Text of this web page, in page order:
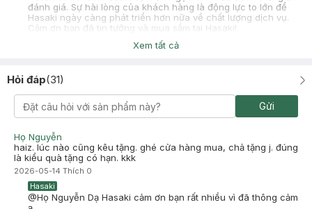
đánh giá. Sự hài lòng của khách hàng là động lực to lớn để
Hasaki ngày càng phát triển hơn nữa về chất lượng dịch vụ.
Cảm ơn bạn đã tin tưởng và mua sắm tại Hasaki!
2025-04-24
mặt nạ của colorkey mỏng nhẹ, ôm sát mặt, dưỡng chất vừa đủ,
giá phải chăng và đắp rất thư giãn
Hasaki -2025-04-24
Hasaki xin chào! Hasaki cảm ơn Hạnh Đoan đã dành thời gian
đánh giá. Sự hài lòng của khách hàng là động lực to lớn để
Hasaki ngày càng phát triển hơn nữa về chất lượng dịch vụ.
Cảm ơn bạn đã tin tưởng và mua sắm tại Hasaki!
Xem tất cả
Hỏi đáp(31)
Gửi
Họ Nguyễn
haiz. lúc nào cũng kêu tặng. ghé cửa hàng mua, chả tặng j. đúng
là kiểu quà tặng có hạn. kkk
2026-05-14 Thích 0
Hasaki
@Họ Nguyễn Dạ Hasaki cảm ơn bạn rất nhiều vì đã thông cảm